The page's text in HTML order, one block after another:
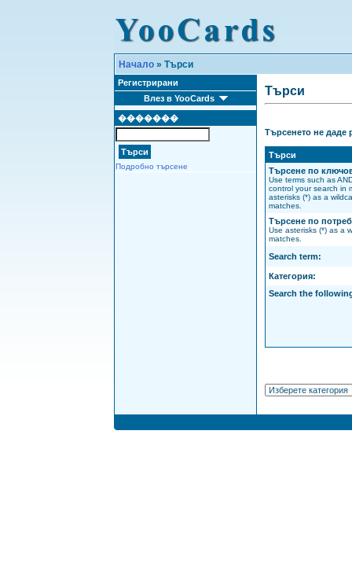
Начало » Търси
Регистрирани
Влез в YooCards
�������
Подробно търсене
Търси
Търсенето не даде
Търси
Търсене по
Use terms such as
control your search in
asterisks (*) as a
matches.
Търсене по
Use asterisks (*) as a
matches.
Search term:
Категория:
Search the